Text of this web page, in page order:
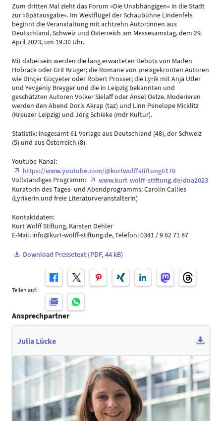
Zum dritten Mal zieht das Forum »Die Unabhängigen« in die Stadt
zur »Spätausgabe«. Im Westflügel der Schaubühne Lindenfels
beginnt die Veranstaltung mit achtzehn Autor:innen aus
Deutschland, Schweiz und Österreich am Messesamstag, dem 29.
April 2023, um 19.30 Uhr.
Mit dabei sein werden die lang erwarteten Debüts von Marlen
Hobrack oder Grit Krüger; die Romane von preisgekrönten Autoren
wie Dinçer Güçyeter oder Robert Prosser; die Lyrik mit Anja Utler
und Yevgeniy Breyger und die in Leipzig bekannten und
geschätzten Autoren Volker Sielaff oder Ansel Oelze. Moderieren
werden den Abend Doris Akrap (taz) und Linn Penelope Micklitz
(Kreuzer Leipzig) und Jörg Schieke (mdr Kultur).
Statistik: insgesamt 61 Verlage aus Deutschland (48), der Schweiz
(5) und aus Österreich (8).
Youtube-Kanal:
https://www.youtube.com/@kurtwolffstiftung6170
Vollständiges Programm:
www.kurt-wolff-stiftung.de/dua2023
Kuratorin des Tages- und Abendprogramms: Carolin Callies
(Lyrikerin und freie Literaturveranstalterin)
Kontaktdaten:
Kurt Wolff Stiftung, Karsten Dehler
E-Mail: info@kurt-wolff-stiftung.de, Telefon: 0341 / 9 62 71 87
Download Pressetext (PDF, 44 kB)
Teilen auf:
Ansprechpartner
Julia Lücke